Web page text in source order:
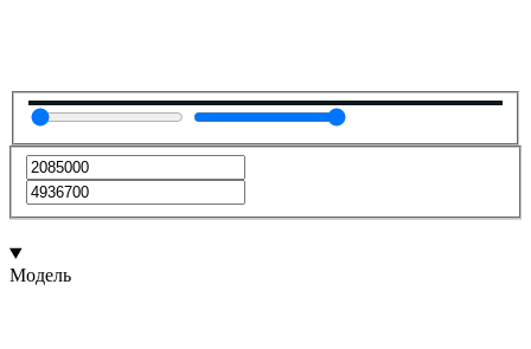
Модель